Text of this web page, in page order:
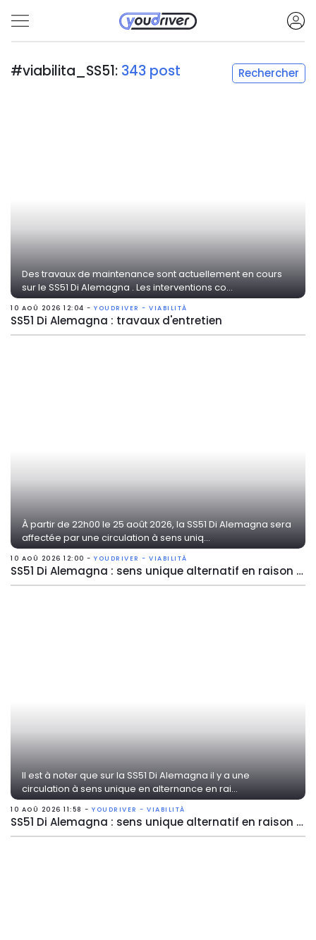
#viabilita_SS51: 343 post Rechercher
Des travaux de maintenance sont actuellement en cours
sur le SS51 Di Alemagna . Les interventions co...
10 AOÛ 2026 12:04 - YOUDRIVER - VIABILITÀ
SS51 Di Alemagna : travaux d'entretien
À partir de 22h00 le 25 août 2026, la SS51 Di Alemagna sera
affectée par une circulation à sens uniq...
10 AOÛ 2026 12:00 - YOUDRIVER - VIABILITÀ
SS51 Di Alemagna : sens unique alternatif en raison de travaux
Il est à noter que sur la SS51 Di Alemagna il y a une
circulation à sens unique en alternance en rai...
10 AOÛ 2026 11:58 - YOUDRIVER - VIABILITÀ
SS51 Di Alemagna : sens unique alternatif en raison de travaux